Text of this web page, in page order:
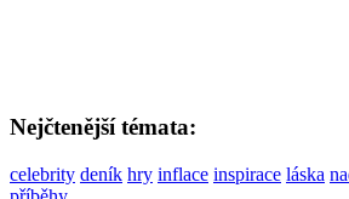
Nejčtenější témata:
celebrity deník hry inflace inspirace láska